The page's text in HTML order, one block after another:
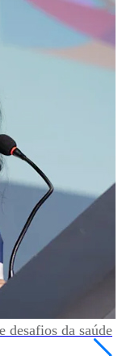
desafios da saúde